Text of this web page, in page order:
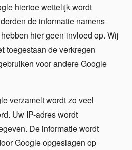
hiertoe wettelijk wordt
de informatie namens
hier geen invloed op. Wij
toegestaan de verkregen
voor andere Google
verzamelt wordt zo veel
Uw IP-adres wordt
De informatie wordt
Google opgeslagen op